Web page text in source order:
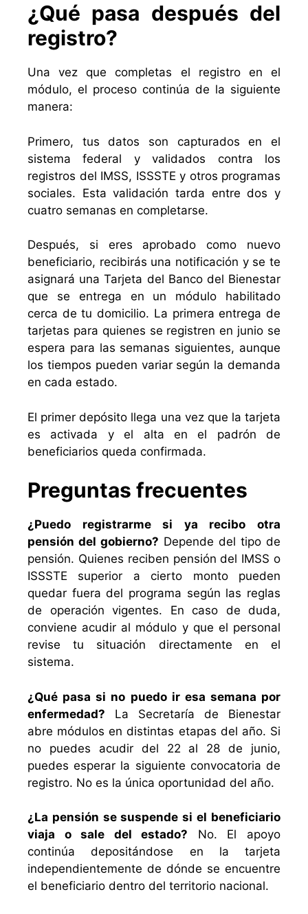
¿Qué pasa después del
registro?
Una vez que completas el registro en el
módulo, el proceso continúa de la siguiente
manera:
Primero, tus datos son capturados en el
sistema federal y validados contra los
registros del IMSS, ISSSTE y otros programas
sociales. Esta validación tarda entre dos y
cuatro semanas en completarse.
Después, si eres aprobado como nuevo
beneficiario, recibirás una notificación y se te
asignará una Tarjeta del Banco del Bienestar
que se entrega en un módulo habilitado
cerca de tu domicilio. La primera entrega de
tarjetas para quienes se registren en junio se
espera para las semanas siguientes, aunque
los tiempos pueden variar según la demanda
en cada estado.
El primer depósito llega una vez que la tarjeta
es activada y el alta en el padrón de
beneficiarios queda confirmada.
Preguntas frecuentes
¿Puedo registrarme si ya recibo otra
pensión del gobierno? Depende del tipo de
pensión. Quienes reciben pensión del IMSS o
ISSSTE superior a cierto monto pueden
quedar fuera del programa según las reglas
de operación vigentes. En caso de duda,
conviene acudir al módulo y que el personal
revise tu situación directamente en el
sistema.
¿Qué pasa si no puedo ir esa semana por
enfermedad? La Secretaría de Bienestar
abre módulos en distintas etapas del año. Si
no puedes acudir del 22 al 28 de junio,
puedes esperar la siguiente convocatoria de
registro. No es la única oportunidad del año.
¿La pensión se suspende si el beneficiario
viaja o sale del estado? No. El apoyo
continúa depositándose en la tarjeta
independientemente de dónde se encuentre
el beneficiario dentro del territorio nacional.